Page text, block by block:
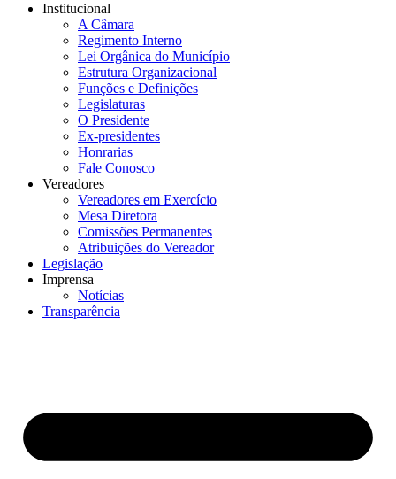
Institucional
A Câmara
Regimento Interno
Lei Orgânica do Município
Estrutura Organizacional
Funções e Definições
Legislaturas
O Presidente
Ex-presidentes
Honrarias
Fale Conosco
Vereadores
Vereadores em Exercício
Mesa Diretora
Comissões Permanentes
Atribuições do Vereador
Legislação
Imprensa
Notícias
Transparência